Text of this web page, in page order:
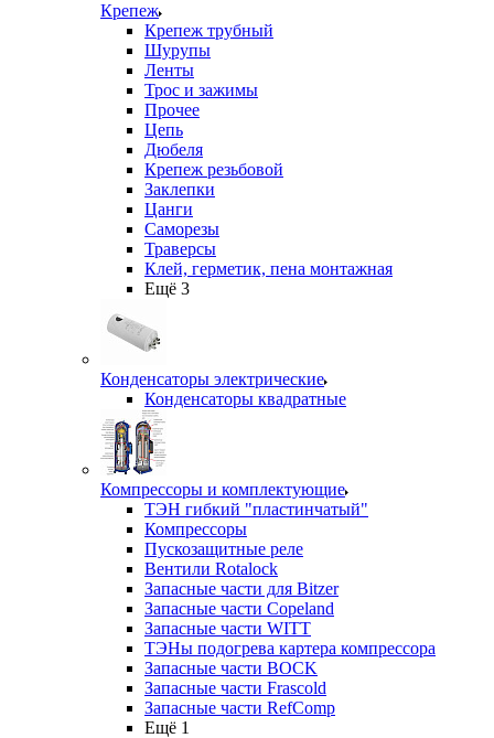
Крепеж
Крепеж трубный
Шурупы
Ленты
Трос и зажимы
Прочее
Цепь
Дюбеля
Крепеж резьбовой
Заклепки
Цанги
Саморезы
Траверсы
Клей, герметик, пена монтажная
Ещё 3
Конденсаторы электрические
Конденсаторы квадратные
Компрессоры и комплектующие
ТЭН гибкий "пластинчатый"
Компрессоры
Пускозащитные реле
Вентили Rotalock
Запасные части для Bitzer
Запасные части Copeland
Запасные части WITT
ТЭНы подогрева картера компрессора
Запасные части BOCK
Запасные части Frascold
Запасные части RefComp
Ещё 1